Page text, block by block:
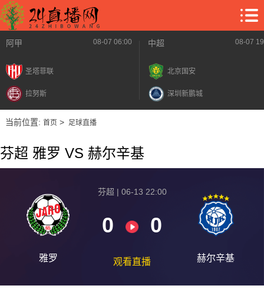
阿甲 08-07 06:00
圣塔菲联
拉努斯
中超 08-07
北京国安
深圳新鹏城
当前位置: 首页> 足球直播
芬超 雅罗 VS 赫尔辛基
雅罗
芬超 | 06-13 22:00
0 0
观看直播 赫尔辛基